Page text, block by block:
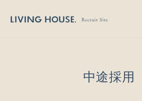
中途採用